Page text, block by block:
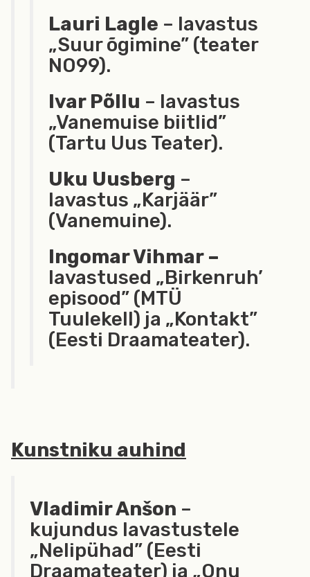
Lauri Lagle – lavastus
„Suur õgimine” (teater
NO99).
Ivar Põllu – lavastus
„Vanemuise biitlid”
(Tartu Uus Teater).
Uku Uusberg –
lavastus „Karjäär”
(Vanemuine).
Ingomar Vihmar –
lavastused „Birkenruh’
episood” (MTÜ
Tuulekell) ja „Kontakt”
(Eesti Draamateater).
Kunstniku auhind
Vladimir Anšon –
kujundus lavastustele
„Nelipühad” (Eesti
Draamateater) ja „Onu